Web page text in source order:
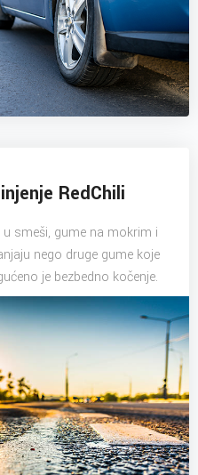
RedChili
smeši, gume na mokrim i
nego druge gume koje
je bezbedno kočenje.